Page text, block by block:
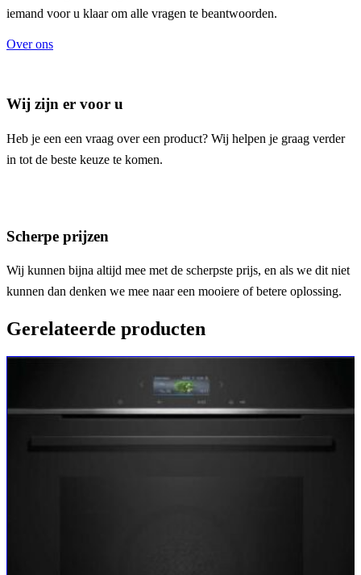
iemand voor u klaar om alle vragen te beantwoorden.
Over ons
Wij zijn er voor u
Heb je een een vraag over een product? Wij helpen je graag verder
in tot de beste keuze te komen.
Scherpe prijzen
Wij kunnen bijna altijd mee met de scherpste prijs, en als we dit niet
kunnen dan denken we mee naar een mooiere of betere oplossing.
Gerelateerde producten